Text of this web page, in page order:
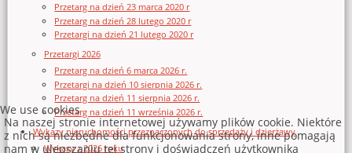
Przetarg na dzień 23 marca 2020 r
Przetarg na dzień 28 lutego 2020 r
Przetargi na dzień 21 lutego 2020 r
Przetargi 2026
Przetarg na dzień 6 marca 2026 r.
Przetargi na dzień 10 sierpnia 2026 r.
Przetarg na dzień 11 sierpnia 2026 r.
Przetarg na dzień 11 września 2026 r.
Wykazy nieruchomości przeznaczonych do sprzedaży i dzierżawy
Wykazy z 2026 roku
We use cookies
Na naszej stronie internetowej używamy plików cookie. Niektóre
z nich są niezbędne dla funkcjonowania strony, inne pomagają
nam w ulepszaniu tej strony i doświadczeń użytkownika